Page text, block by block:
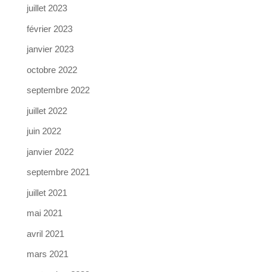
juillet 2023
février 2023
janvier 2023
octobre 2022
septembre 2022
juillet 2022
juin 2022
janvier 2022
septembre 2021
juillet 2021
mai 2021
avril 2021
mars 2021